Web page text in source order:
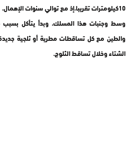
10كيلومترات تقريبا،إذ مع توالي سنوات
وسط وجنبات هذا المسلك، وبدأ يتأكل بسبب
والطين مع كل تساقطات مطرية أو ثلجية
الشتاء وخلال تساقط الثلوج.